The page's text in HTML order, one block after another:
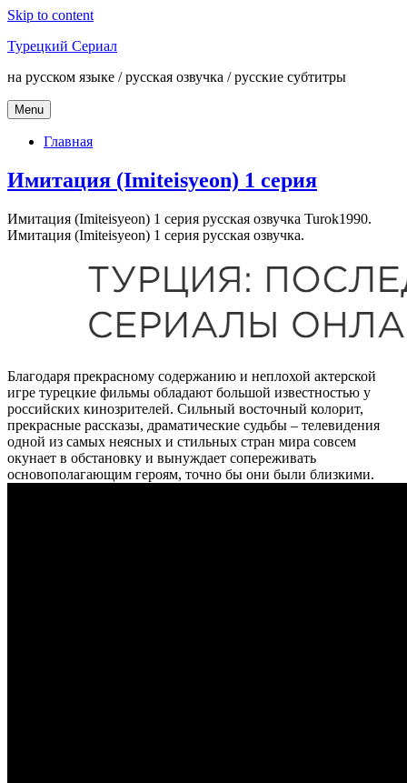
Skip to content
Турецкий Сериал
на русском языке / русская озвучка / русские субтитры
Menu
Главная
Имитация (Imiteisyeon) 1 серия
Имитация (Imiteisyeon) 1 серия русская озвучка Turok1990.
Имитация (Imiteisyeon) 1 серия русская озвучка.
Благодаря прекрасному содержанию и неплохой актерской
игре турецкие фильмы обладают большой известностью у
российских кинозрителей. Сильный восточный колорит,
прекрасные рассказы, драматические судьбы – телевидения
одной из самых неясных и стильных стран мира совсем
окунает в обстановку и вынуждает сопереживать
основополагающим героям, точно бы они были близкими.